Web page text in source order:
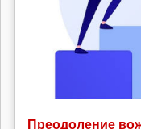
Преодоление